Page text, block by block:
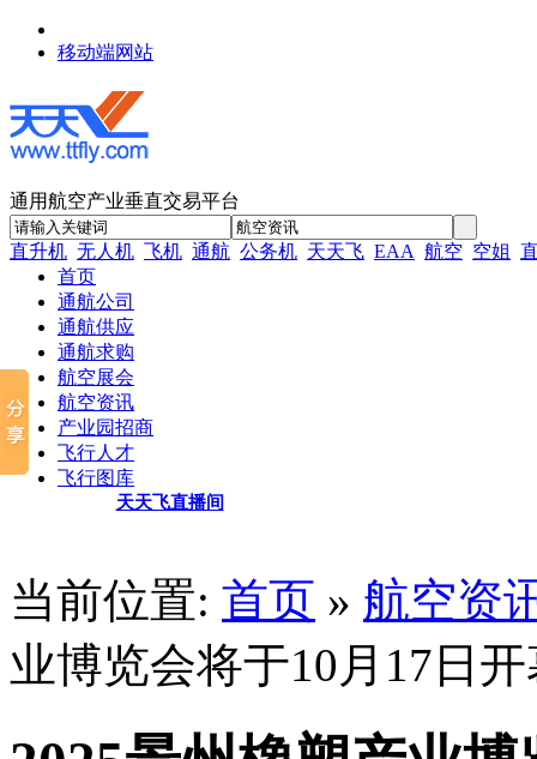
移动端网站
通用航空产业垂直交易平台
直升机 无人机 飞机 通航 公务机 天天飞 EAA 航空 空姐
首页
通航公司
通航供应
通航求购
航空展会
航空资讯
产业园招商
飞行人才
飞行图库
天天飞直播间
当前位置: 首页 » 航空资
业博览会将于10月17日